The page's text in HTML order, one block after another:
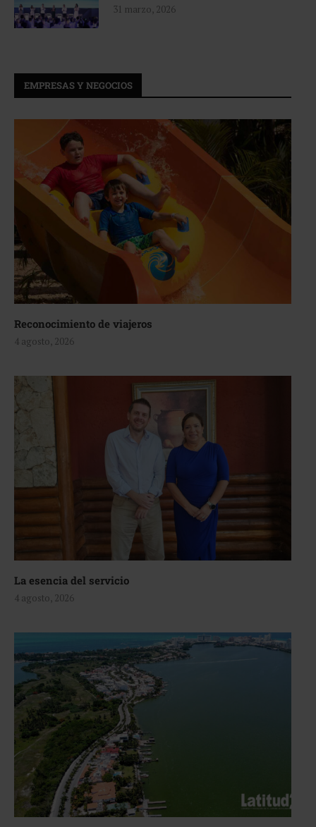
31 marzo, 2026
EMPRESAS Y NEGOCIOS
Reconocimiento de viajeros
4 agosto, 2026
La esencia del servicio
4 agosto, 2026